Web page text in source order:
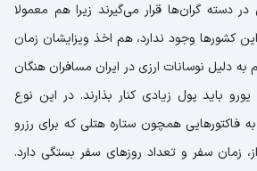
در دسته گران‌ها قرار می‌گیرند زیرا هم معمولا
این کشورها وجود ندارد، هم اخذ ویزایشان زمان
دلیل نوسانات ارزی در ایران مسافران هنگان
باید پول زیادی کنار بذارند. در این نوع
فاکتورهایی همچون ستاره هتلی که برای رزرو
زمان سفر و تعداد روزهای سفر بستگی دارد.